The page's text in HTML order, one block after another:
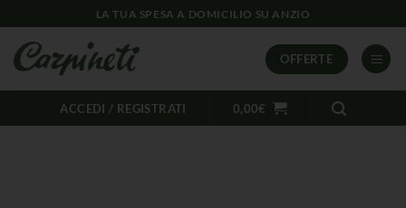
LA TUA SPESA A DOMICILIO SU ANZIO
OFFERTE
ACCEDI / REGISTRATI 0,00€